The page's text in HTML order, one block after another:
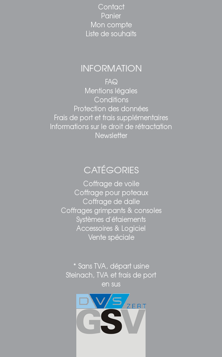
Contact
Panier
Mon compte
Liste de souhaits
INFORMATION
FAQ
Mentions légales
Conditions
Protection des données
Frais de port et frais supplémentaires
Informations sur le droit de rétractation
Newsletter
CATÉGORIES
Coffrage de voile
Coffrage pour poteaux
Coffrage de dalle
Coffrages grimpants & consoles
Systèmes d'étaiements
Accessoires & Logiciel
Vente spéciale
* Sans TVA, départ usine
Steinach, TVA et frais de port
en sus